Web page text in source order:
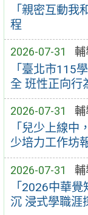
「親密互動
程
2026-07-31 輔
「臺北市115
全 班性正向行
2026-07-31 輔
「兒少上線
少培力工作坊
2026-07-31 輔
「2026中華
沉 浸式學職涯